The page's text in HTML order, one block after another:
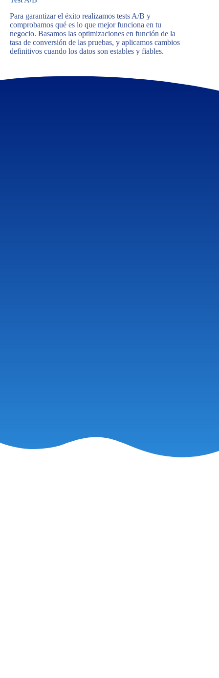
Para garantizar el éxito realizamos tests A/B y
comprobamos qué es lo que mejor funciona en tu
negocio. Basamos las optimizaciones en función de la
tasa de conversión de las pruebas, y aplicamos cambios
definitivos cuando los datos son estables y fiables.